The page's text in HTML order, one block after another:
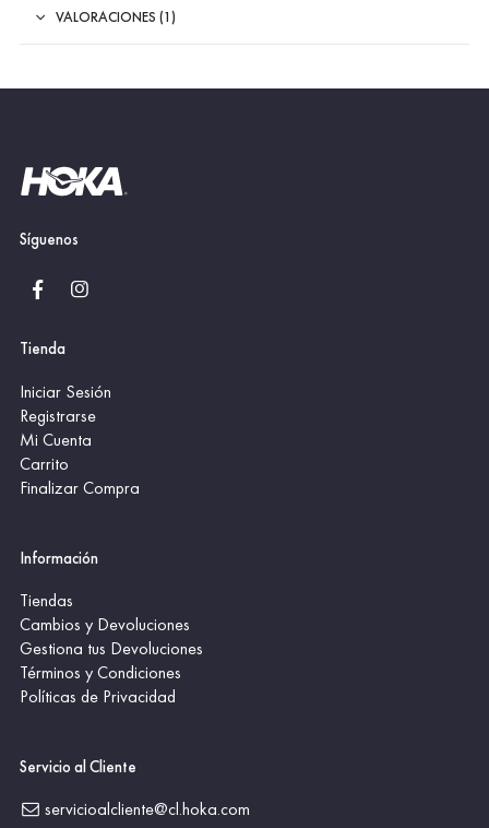
VALORACIONES (1)
Síguenos
Tienda
Iniciar Sesión
Registrarse
Mi Cuenta
Carrito
Finalizar Compra
Información
Tiendas
Cambios y Devoluciones
Gestiona tus Devoluciones
Términos y Condiciones
Políticas de Privacidad
Servicio al Cliente
servicioalcliente@cl.hoka.com